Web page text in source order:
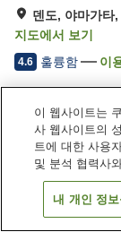
덴도, 야마가타
지도에서 보기
4.6 훌륭함 이
숙소 편의 시설/
주차장
라운지
일본 야마
이 웹사이트는
사 웹사이트의
트에 대한 사용
및 분석 협력사
내 개인 정